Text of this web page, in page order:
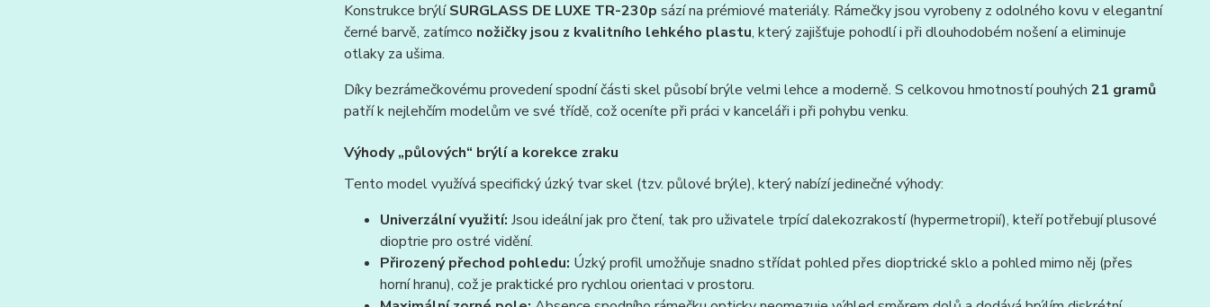
Konstrukce brýlíSURGLASS DE LUXE TR-230p sází na prémiové materiály. Rámečky jsou vyrobeny z odolného kovu v elegantní
černé barvě, zatímco nožičky jsou z kvalitního lehkého plastu, který zajišťuje pohodlí i při dlouhodobém nošení a eliminuje
otlaky za ušima.
Díky bezrámečkovému provedení spodní části skel působí brýle velmi lehce a moderně. S celkovou hmotností pouhých 21 gramů
patří k nejlehčím modelům ve své třídě, což oceníte při práci v kanceláři i při pohybu venku.
Výhody „půlových“ brýlí a korekce zraku
Tento model využívá specifický úzký tvar skel (tzv. půlové brýle), který nabízí jedinečné výhody:
Univerzální využití: Jsou ideální jak pro čtení, tak pro uživatele trpící dalekozrakostí (hypermetropií), kteří potřebují plusové
dioptrie pro ostré vidění.
Přirozený přechod pohledu: Úzký profil umožňuje snadno střídat pohled přes dioptrické sklo a pohled mimo něj (přes
horní hranu), což je praktické pro rychlou orientaci v prostoru.